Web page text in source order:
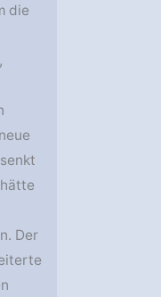
die
Der